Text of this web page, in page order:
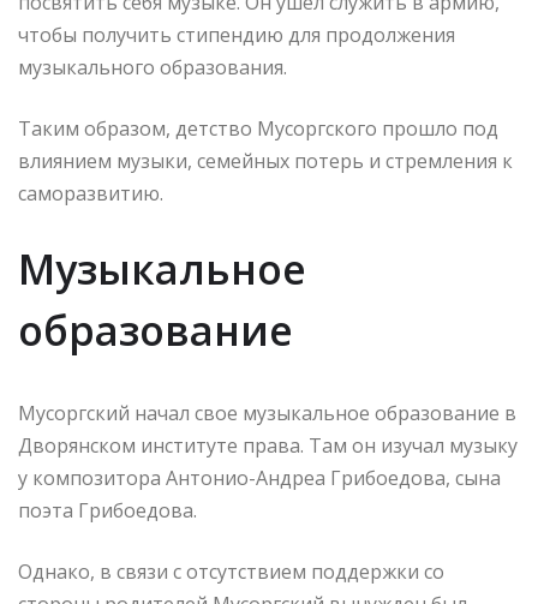
чтобы получить стипендию для продолжения
музыкального образования.
Таким образом, детство Мусоргского прошло под
влиянием музыки, семейных потерь и стремления к
саморазвитию.
Музыкальное
образование
Мусоргский начал свое музыкальное образование в
Дворянском институте права. Там он изучал музыку
у композитора Антонио-Андреа Грибоедова, сына
поэта Грибоедова.
Однако, в связи с отсутствием поддержки со